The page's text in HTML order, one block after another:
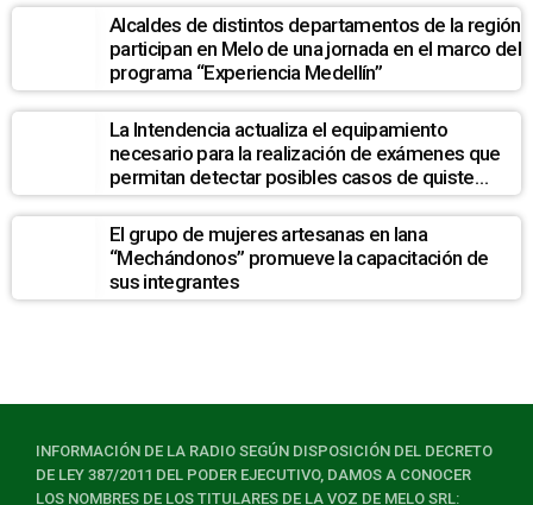
Alcaldes de distintos departamentos de la región
participan en Melo de una jornada en el marco del
programa “Experiencia Medellín”
La Intendencia actualiza el equipamiento
necesario para la realización de exámenes que
permitan detectar posibles casos de quiste
hidatídico hepático en la población de La Pedrera
El grupo de mujeres artesanas en lana
“Mechándonos” promueve la capacitación de
sus integrantes
INFORMACIÓN DE LA RADIO SEGÚN DISPOSICIÓN DEL DECRETO
DE LEY 387/2011 DEL PODER EJECUTIVO, DAMOS A CONOCER
LOS NOMBRES DE LOS TITULARES DE LA VOZ DE MELO SRL: